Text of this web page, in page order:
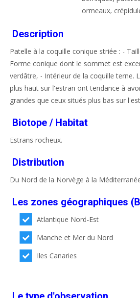
ormeaux,
Description
Patelle à la coquille conique striée : -
Forme conique dont le sommet est
verdâtre, - Intérieur de la coquille terne.
plus haut sur l'estran ont tendance à
grandes que ceux situés plus bas sur
Biotope / Habitat
Estrans rocheux.
Distribution
Du Nord de la Norvège à la
Les zones géographiques
Atlantique Nord-Est
Manche et Mer du Nord
Iles Canaries